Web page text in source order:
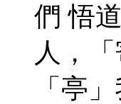
們 悟
人，
「亭